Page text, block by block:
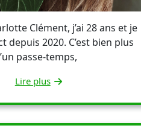
Clément, j’ai 28 ans et je
depuis 2020. C’est bien plus
passe-temps,
Lire plus